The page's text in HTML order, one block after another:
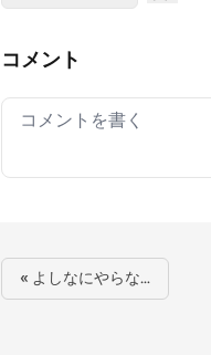
コメント
Your comment
« よしなにやらな…